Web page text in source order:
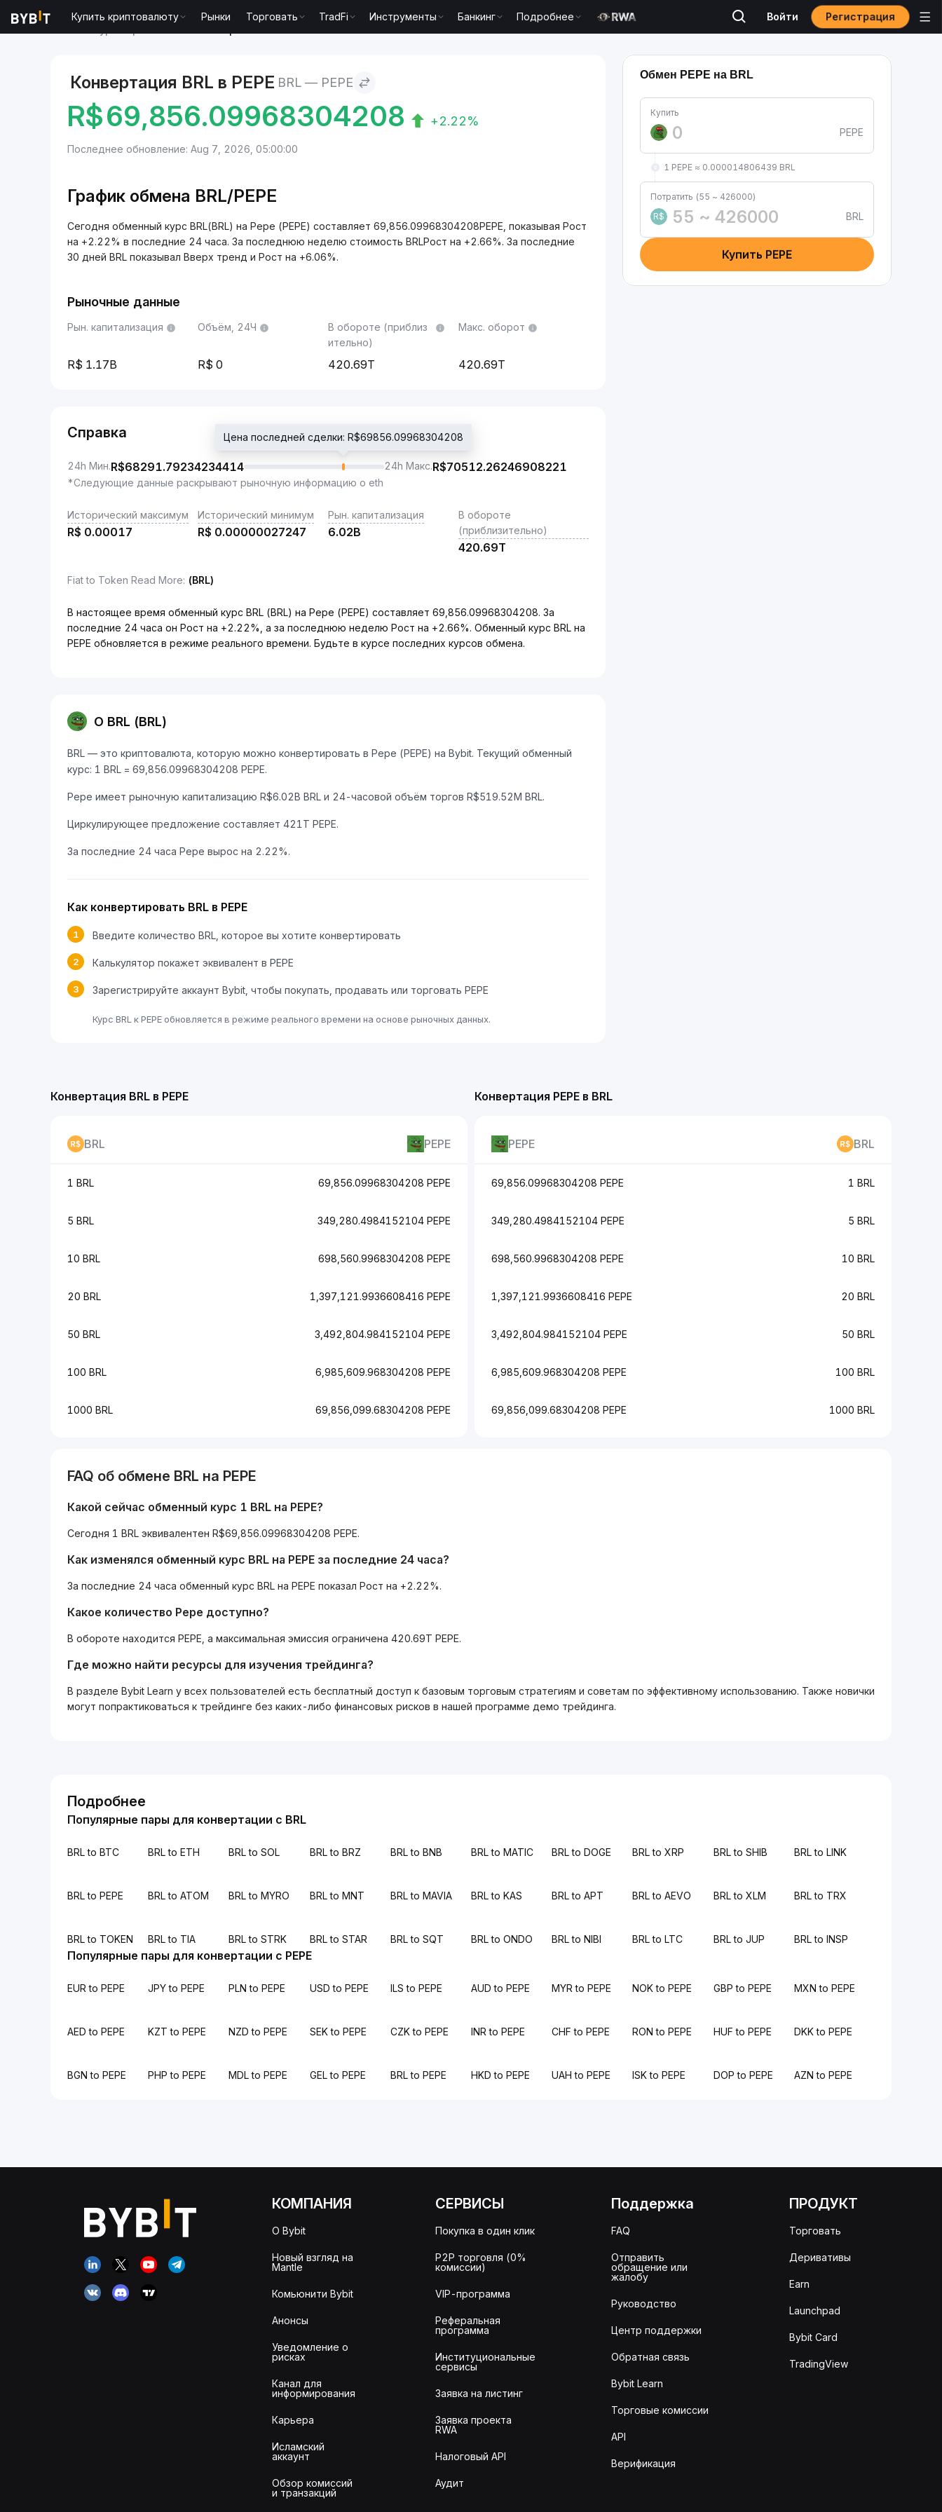
Купить криптовалюту Рынки Торговать TradFi Инструменты Банкинг Подробнее Войти Регистрация
Конвертация BRL в PEPE BRL — PEPE
R$69,856.09968304208 +2.22%
Последнее обновление: Aug 7, 2026, 05:00:00
График обмена BRL/PEPE
Сегодня обменный курс BRL(BRL) на Pepe (PEPE) составляет 69,856.09968304208PEPE, показывая Рост
на +2.22% в последние 24 часа. За последнюю неделю стоимость BRLРост на +2.66%. За последние
30 дней BRL показывал Вверх тренд и Рост на +6.06%.
Рыночные данные
Рын. капитализация
1.17B
Объём, 24Ч
0
В обороте (приблиз
ительно)
420.69T
Макс. оборот
420.69T
Справка
24h Мин.R$68291.79234234414
Цена последней сделки: R$69856.09968304208
24h Макс.R$70512.26246908221
*Следующие данные раскрывают рыночную информацию о eth
Исторический максимум
R$ 0.00017
Исторический минимум
R$ 0.00000027247
Рын. капитализация
6.02B
В обороте
(приблизительно)
420.69T
Fiat to Token Read More: (BRL)
В настоящее время обменный курс BRL (BRL) на Pepe (PEPE) составляет 69,856.09968304208. За
последние 24 часа он Рост на +2.22%, а за последнюю неделю Рост на +2.66%. Обменный курс BRL на
PEPE обновляется в режиме реального времени. Будьте в курсе последних курсов обмена.
О BRL (BRL)
BRL — это криптовалюта, которую можно конвертировать в Pepe (PEPE) на Bybit. Текущий обменный
курс: 1 BRL = 69,856.09968304208 PEPE.
Pepe имеет рыночную капитализацию R$6.02B BRL и 24-часовой объём торгов R$519.52M BRL.
Циркулирующее предложение составляет 421T PEPE.
За последние 24 часа Pepe вырос на 2.22%.
Как конвертировать BRL в PEPE
1 Введите количество BRL, которое вы хотите конвертировать
2 Калькулятор покажет эквивалент в PEPE
3 Зарегистрируйте аккаунт Bybit, чтобы покупать, продавать или торговать PEPE
Курс BRL к PEPE обновляется в режиме реального времени на основе рыночных данных.
Обмен PEPE на BRL
Купить
PEPE
1 PEPE ≈ 0.000014806439 BRL
Потратить (55 ~ 426000)
R$
BRL
Купить PEPE
Конвертация PEPE в BRL
PEPE BRL
69,856.09968304208 PEPE 1 BRL
349,280.4984152104 PEPE 5 BRL
698,560.9968304208 PEPE 10 BRL
1,397,121.9936608416 PEPE 20 BRL
3,492,804.984152104 PEPE 50 BRL
6,985,609.968304208 PEPE 100 BRL
69,856,099.68304208 PEPE 1000 BRL
Конвертация BRL в PEPE
BRL PEPE
1 BRL 69,856.09968304208 PEPE
5 BRL 349,280.4984152104 PEPE
10 BRL 698,560.9968304208 PEPE
20 BRL 1,397,121.9936608416 PEPE
50 BRL 3,492,804.984152104 PEPE
100 BRL 6,985,609.968304208 PEPE
1000 BRL 69,856,099.68304208 PEPE
FAQ об обмене BRL на PEPE
Какой сейчас обменный курс 1 BRL на PEPE?
Сегодня 1 BRL эквивалентен R$69,856.09968304208 PEPE.
Как изменялся обменный курс BRL на PEPE за последние 24 часа?
За последние 24 часа обменный курс BRL на PEPE показал Рост на +2.22%.
Какое количество Pepe доступно?
В обороте находится PEPE, а максимальная эмиссия ограничена 420.69T PEPE.
Где можно найти ресурсы для изучения трейдинга?
В разделе Bybit Learn у всех пользователей есть бесплатный доступ к базовым торговым стратегиям и советам по эффективному использованию. Также новички
могут попрактиковаться к трейдинге без каких-либо финансовых рисков в нашей программе демо трейдинга.
Подробнее
Популярные пары для конвертации с BRL
BRL to BTC BRL to ETH BRL to SOL BRL to BRZ BRL to BNB BRL to MATIC BRL to DOGE BRL to XRP BRL to SHIB BRL to LINK
BRL to PEPE BRL to ATOM BRL to MYRO BRL to MNT BRL to MAVIA BRL to KAS BRL to APT BRL to AEVO BRL to XLM BRL to TRX
BRL to TOKEN BRL to TIA BRL to STRK BRL to STAR BRL to SQT BRL to ONDO BRL to NIBI BRL to LTC BRL to JUP BRL to INSP
Популярные пары для конвертации с PEPE
EUR to PEPE JPY to PEPE PLN to PEPE USD to PEPE ILS to PEPE AUD to PEPE MYR to PEPE NOK to PEPE GBP to PEPE MXN to PEPE
AED to PEPE KZT to PEPE NZD to PEPE SEK to PEPE CZK to PEPE INR to PEPE CHF to PEPE RON to PEPE HUF to PEPE DKK to PEPE
BGN to PEPE PHP to PEPE MDL to PEPE GEL to PEPE BRL to PEPE HKD to PEPE UAH to PEPE ISK to PEPE DOP to PEPE AZN to PEPE
КОМПАНИЯ
О Bybit
Новый взгляд на
Mantle
Комьюнити Bybit
Анонсы
Уведомление о
рисках
Канал для
информирования
Карьера
Исламский
аккаунт
Обзор комиссий
и транзакций
СЕРВИСЫ
Покупка в один клик
P2P торговля (0%
комиссии)
VIP-программа
Реферальная
программа
Институциональные
сервисы
Заявка на листинг
Заявка проекта
RWA
Налоговый API
Аудит
Поддержка
FAQ
Отправить
обращение или
жалобу
Руководство
Центр поддержки
Обратная связь
Bybit Learn
Торговые комиссии
API
Верификация
ПРОДУКТ
Торговать
Деривативы
Earn
Launchpad
Bybit Card
TradingView